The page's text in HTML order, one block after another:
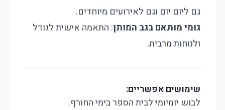
גם ליום יום וגם לאירועים מיוחדים.
גומי מותאם בגב המותן: התאמה אישית לגודל
ולנוחות מרבית.
שימושים אפשריים:
לבוש יומיומי לבית הספר בימי החורף.